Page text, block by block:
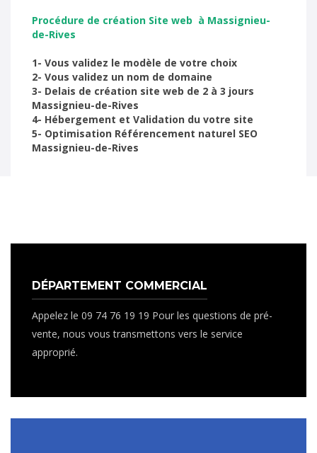
Procédure de création Site web à Massignieu-
de-Rives
1- Vous validez le modèle de votre choix
2- Vous validez un nom de domaine
3- Delais de création site web de 2 à 3 jours
Massignieu-de-Rives
4- Hébergement et Validation du votre site
5- Optimisation Référencement naturel SEO
Massignieu-de-Rives
DÉPARTEMENT COMMERCIAL
Appelez le 09 74 76 19 19 Pour les questions de pré-
vente, nous vous transmettons vers le service
approprié.